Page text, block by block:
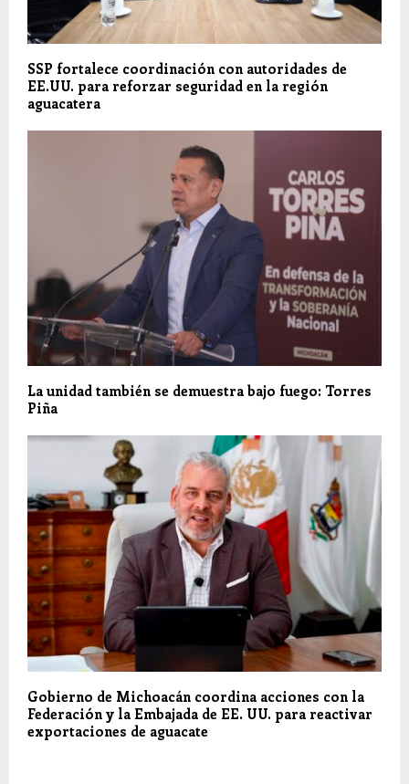
SSP fortalece coordinación con autoridades de
EE.UU. para reforzar seguridad en la región
aguacatera
La unidad también se demuestra bajo fuego: Torres
Piña
Gobierno de Michoacán coordina acciones con la
Federación y la Embajada de EE. UU. para reactivar
exportaciones de aguacate